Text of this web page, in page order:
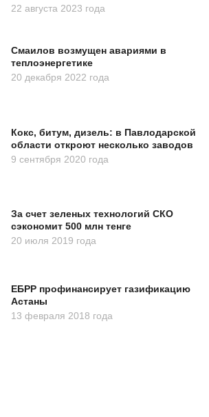
22 августа 2023 года
Смаилов возмущен авариями в
теплоэнергетике
20 декабря 2022 года
Кокс, битум, дизель: в Павлодарской
области откроют несколько заводов
9 сентября 2020 года
За счет зеленых технологий СКО
сэкономит 500 млн тенге
20 июля 2019 года
ЕБРР профинансирует газификацию
Астаны
13 февраля 2018 года